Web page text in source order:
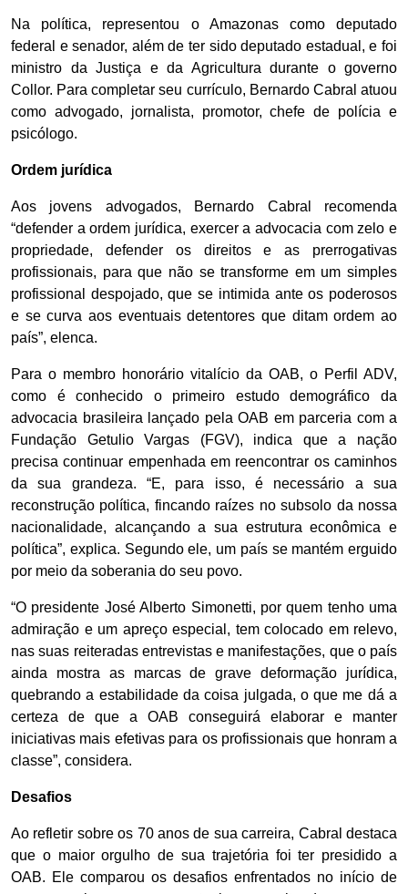
Na política, representou o Amazonas como deputado
federal e senador, além de ter sido deputado estadual, e foi
ministro da Justiça e da Agricultura durante o governo
Collor. Para completar seu currículo, Bernardo Cabral atuou
como advogado, jornalista, promotor, chefe de polícia e
psicólogo.
Ordem jurídica
Aos jovens advogados, Bernardo Cabral recomenda
“defender a ordem jurídica, exercer a advocacia com zelo e
propriedade, defender os direitos e as prerrogativas
profissionais, para que não se transforme em um simples
profissional despojado, que se intimida ante os poderosos
e se curva aos eventuais detentores que ditam ordem ao
país”, elenca.
Para o membro honorário vitalício da OAB, o Perfil ADV,
como é conhecido o primeiro estudo demográfico da
advocacia brasileira lançado pela OAB em parceria com a
Fundação Getulio Vargas (FGV), indica que a nação
precisa continuar empenhada em reencontrar os caminhos
da sua grandeza. “E, para isso, é necessário a sua
reconstrução política, fincando raízes no subsolo da nossa
nacionalidade, alcançando a sua estrutura econômica e
política”, explica. Segundo ele, um país se mantém erguido
por meio da soberania do seu povo.
“O presidente José Alberto Simonetti, por quem tenho uma
admiração e um apreço especial, tem colocado em relevo,
nas suas reiteradas entrevistas e manifestações, que o país
ainda mostra as marcas de grave deformação jurídica,
quebrando a estabilidade da coisa julgada, o que me dá a
certeza de que a OAB conseguirá elaborar e manter
iniciativas mais efetivas para os profissionais que honram a
classe”, considera.
Desafios
Ao refletir sobre os 70 anos de sua carreira, Cabral destaca
que o maior orgulho de sua trajetória foi ter presidido a
OAB. Ele comparou os desafios enfrentados no início de